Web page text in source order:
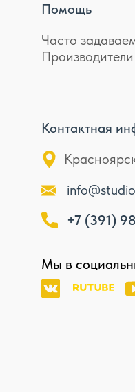
Помощь
Часто
Производители
Контактная
+7 (391)
Мы в